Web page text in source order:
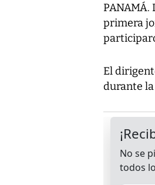
primera
El
durante